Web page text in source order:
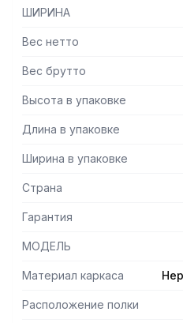
Особенности:
— Перфорированная
мм
— Болтовое соединение
ШИРИНА
Вес нетто
Вес брутто
Высота в упаковке
Длина в упаковке
Ширина в упаковке
Страна
Гарантия
МОДЕЛЬ
Материал каркаса
Расположение полки